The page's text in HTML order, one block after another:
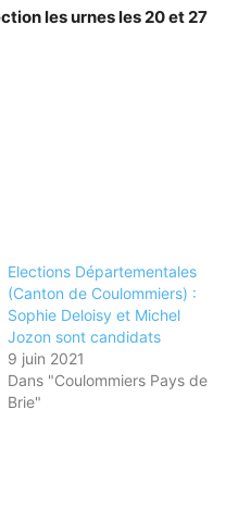
les urnes les 20 et 27
Elections Départementales
(Canton de Coulommiers) :
Sophie Deloisy et Michel
Jozon sont candidats
9 juin 2021
Dans "Coulommiers Pays de
Brie"